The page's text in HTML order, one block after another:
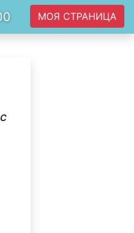
МОЯ СТРАНИЦА